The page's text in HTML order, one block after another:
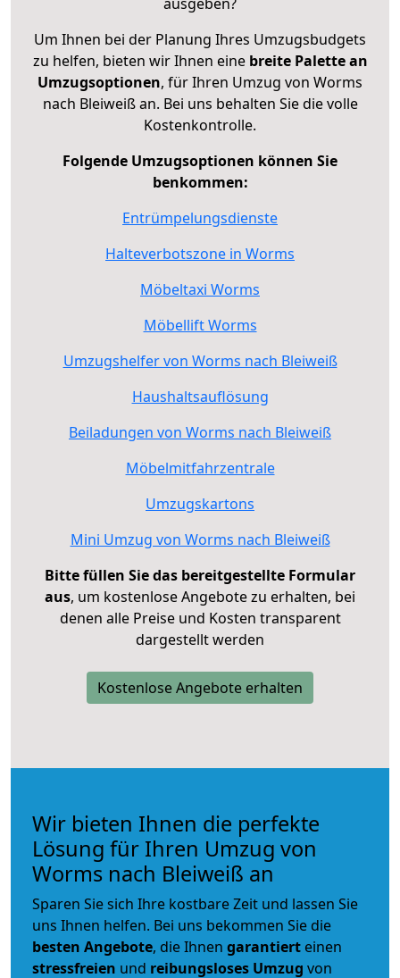
Um Ihnen bei der Planung Ihres Umzugsbudgets
zu helfen, bieten wir Ihnen eine breite Palette an
Umzugsoptionen, für Ihren Umzug von Worms
nach Bleiweiß an. Bei uns behalten Sie die volle
Kostenkontrolle.
Folgende Umzugsoptionen können Sie
benkommen:
Entrümpelungsdienste
Halteverbotszone in Worms
Möbeltaxi Worms
Möbellift Worms
Umzugshelfer von Worms nach Bleiweiß
Haushaltsauflösung
Beiladungen von Worms nach Bleiweiß
Möbelmitfahrzentrale
Umzugskartons
Mini Umzug von Worms nach Bleiweiß
Bitte füllen Sie das bereitgestellte Formular
aus, um kostenlose Angebote zu erhalten, bei
denen alle Preise und Kosten transparent
dargestellt werden
Kostenlose Angebote erhalten
Wir bieten Ihnen die perfekte
Lösung für Ihren Umzug von
Worms nach Bleiweiß an
Sparen Sie sich Ihre kostbare Zeit und lassen Sie
uns Ihnen helfen. Bei uns bekommen Sie die
besten Angebote, die Ihnen garantiert einen
stressfreien und reibungsloses Umzug von